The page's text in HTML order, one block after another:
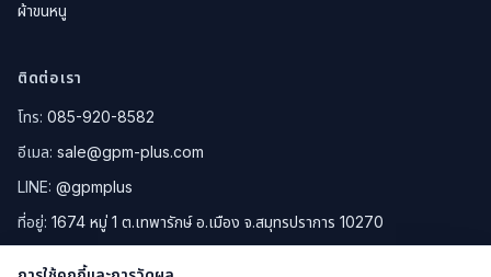
ผ้าขนหนู
ติดต่อเรา
โทร: 085-920-8582
อีเมล: sale@gpm-plus.com
LINE: @gpmplus
ที่อยู่: 1674 หมู่ 1 ต.เทพารักษ์ อ.เมือง จ.สมุทรปราการ 10270